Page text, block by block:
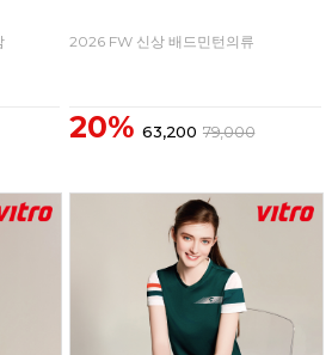
2026 FW 신상 배드민턴의류
20% 63,200 79,000